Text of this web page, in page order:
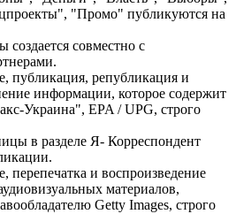
"Промо" публикуются на
создается совместно с
публикация, републикация и
информации, которое содержит
Украина", EPA / UPG, строго
в разделе Я- Корреспондент
перепечатка и воспроизведение
материалов,
Getty Images, строго